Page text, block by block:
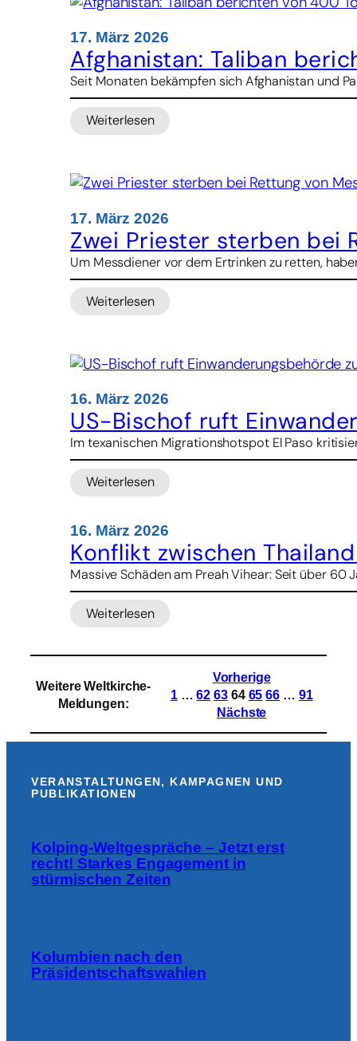
Bentz:
„Militäreinsatz
hochgradig
unverantwortlich“
17. März 2026
Afghanistan: Taliban
Seit Monaten bekämpfen sich Afghanistan und
Weiterlesen
:
berichten
400
Toten
durch
Luftangriff
auf
Klinik
17. März 2026
Zwei Priester sterben bei
Um Messdiener vor dem Ertrinken zu retten,
Weiterlesen
:
sterben
Rettung
von
Messdienern
in
Ecuador
16. März 2026
US-Bischof ruft
Im texanischen Migrationshotspot El Paso
Weiterlesen
:
Bischof
ruft
Einwanderungsbehörde
zu
zivilem
Ungehorsam
auf
16. März 2026
Konflikt zwischen
Massive Schäden am Preah Vihear: Seit über
Weiterlesen
:
zwischen
und
Kambodscha:
an
Weitere Weltkirche-
Meldungen:
Vorherige
1 … 62 63 64 65 66 … 91
Nächste
VERANSTALTUNGEN, KAMPAGNEN UND
PUBLIKATIONEN
Kolping-Weltgespräche – Jetzt erst
recht! Starkes Engagement in
stürmischen Zeiten
Kolumbien nach den
Präsidentschaftswahlen